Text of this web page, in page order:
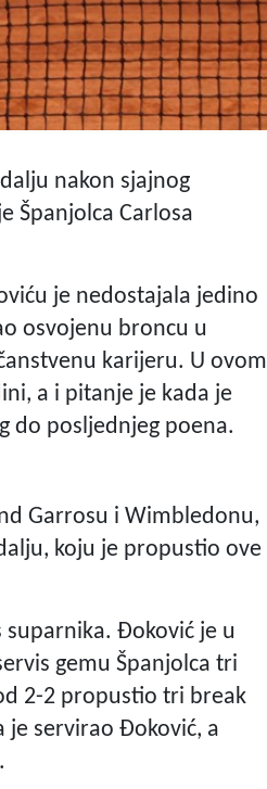
nakon sjajnog
Španjolca Carlosa
je nedostajala jedino
osvojenu broncu u
karijeru. U ovom
a i pitanje je kada je
do posljednjeg poena.
Garrosu i Wimbledonu,
koju je propustio ove
Đoković je u
gemu Španjolca tri
2-2 propustio tri break
je servirao Đoković, a